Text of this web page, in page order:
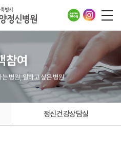
참여
병원, 일하고 싶은 병원
정신건강상담실